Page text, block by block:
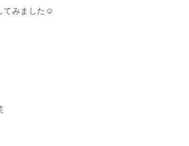
てみました☺